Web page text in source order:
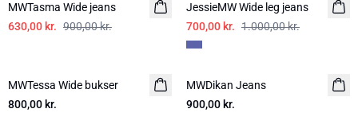
MWTasma Wide jeans
630,00 kr. 900,00 kr.
JessieMW Wide leg jeans
700,00 kr. 1.000,00 kr.
MWTessa Wide bukser
800,00 kr.
MWDikan Jeans
900,00 kr.